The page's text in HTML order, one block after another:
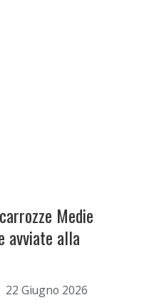
Medie
avviate alla
22 Giugno 2026